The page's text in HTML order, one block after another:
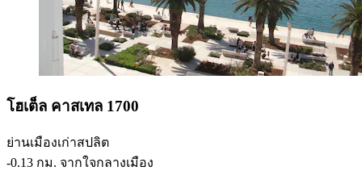
โฮเต็ล คาสเทล 1700
ย่านเมืองเก่าสปลิต
‐0.13 กม. จากใจกลางเมือง